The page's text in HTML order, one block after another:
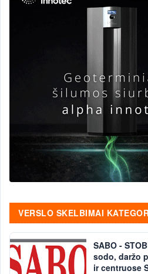
VERSLO SKELBIMAI
SABO -
sodo, daržo
ir centruose